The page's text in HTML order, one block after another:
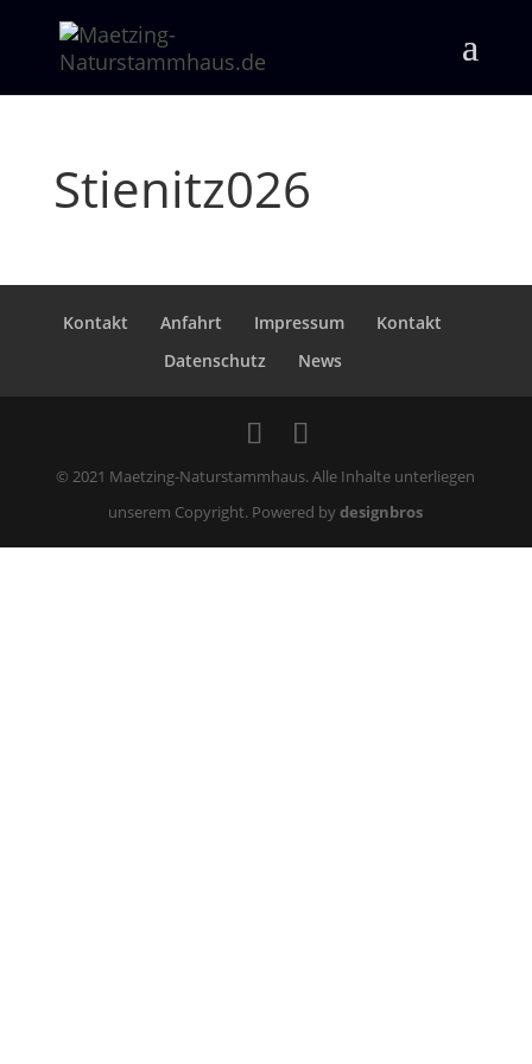
Stienitz026
Kontakt Anfahrt Impressum
Kontakt
Datenschutz
News
© 2021 Maetzing-Naturstammhaus. Alle Inhalte unterliegen
unserem Copyright. Powered bydesignbros